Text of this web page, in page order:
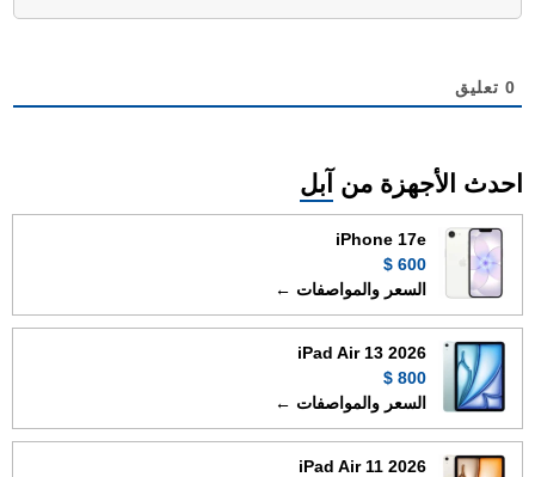
0 تعليق
احدث الأجهزة من آبل
iPhone 17e
600 $
السعر والمواصفات ←
iPad Air 13 2026
800 $
السعر والمواصفات ←
iPad Air 11 2026